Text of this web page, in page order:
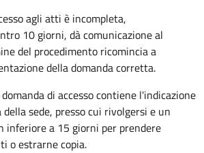
agli atti è incompleta,
10 giorni, dà comunicazione al
del procedimento ricomincia a
della domanda corretta.
di accesso contiene l'indicazione
sede, presso cui rivolgersi e un
inferiore a 15 giorni per prendere
o estrarne copia.